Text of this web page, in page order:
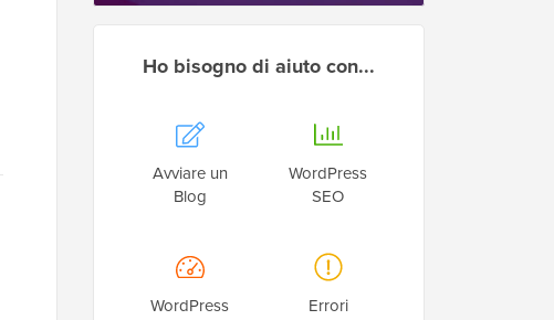
Ho bisogno di aiuto con...
Avviare un
Blog
WordPress
SEO
WordPress
Errori